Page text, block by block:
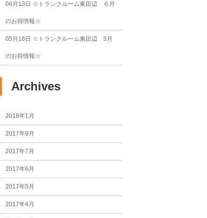
06月13日 ☆トランクルーム東田辺 ６月
のお得情報☆
05月18日 ☆トランクルーム東田辺 5月
のお得情報☆
Archives
2018年1月
2017年9月
2017年7月
2017年6月
2017年5月
2017年4月